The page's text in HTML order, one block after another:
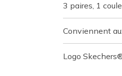
3 paires, 1
Conviennent
Logo